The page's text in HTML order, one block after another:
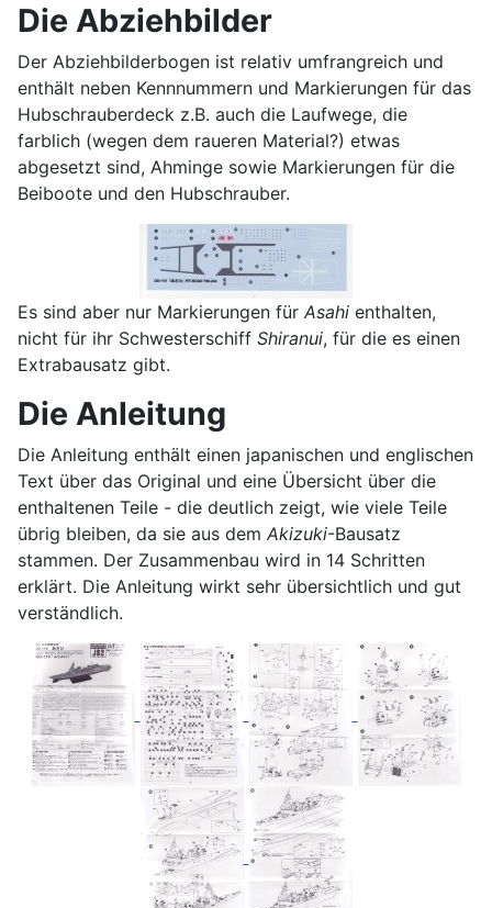
Die Abziehbilder
Der Abziehbilderbogen ist relativ umfrangreich und
enthält neben Kennnummern und Markierungen für das
Hubschrauberdeck z.B. auch die Laufwege, die
farblich (wegen dem raueren Material?) etwas
abgesetzt sind, Ahminge sowie Markierungen für die
Beiboote und den Hubschrauber.
Es sind aber nur Markierungen für Asahi enthalten,
nicht für ihr Schwesterschiff Shiranui, für die es einen
Extrabausatz gibt.
Die Anleitung
Die Anleitung enthält einen japanischen und englischen
Text über das Original und eine Übersicht über die
enthaltenen Teile - die deutlich zeigt, wie viele Teile
übrig bleiben, da sie aus dem Akizuki-Bausatz
stammen. Der Zusammenbau wird in 14 Schritten
erklärt. Die Anleitung wirkt sehr übersichtlich und gut
verständlich.